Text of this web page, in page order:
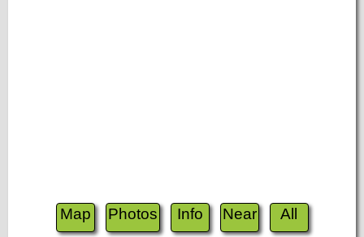
Map Photos Info Near All